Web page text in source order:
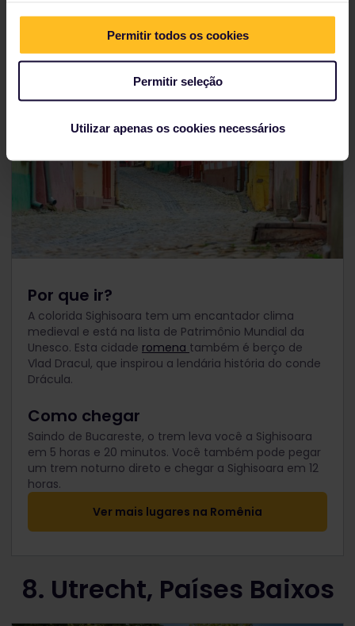
Permitir todos os cookies
Permitir seleção
Utilizar apenas os cookies necessários
Por que ir?
A colorida Sighisoara tem um encantador clima
medieval e está na lista de Patrimônio Mundial da
Unesco. Esta cidade romena também é berço de
Vlad Dracul, que inspirou a lendária história do conde
Drácula.
Como chegar
Saindo de Bucareste, o trem leva você a Sighisoara
em 5 horas e 20 minutos. Você também pode pegar
um trem noturno direto e chegar a Sighisoara em 12
horas.
Ver mais lugares na Romênia
8. Utrecht, Países Baixos